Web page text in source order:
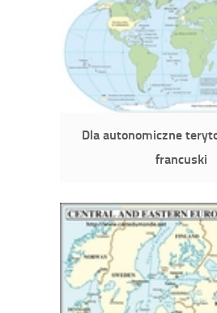
Dla autonomiczne
francuski